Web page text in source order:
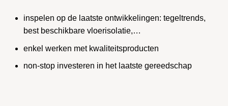
inspelen op de laatste ontwikkelingen: tegeltrends,
best beschikbare vloerisolatie,…
enkel werken met kwaliteitsproducten
non-stop investeren in het laatste gereedschap